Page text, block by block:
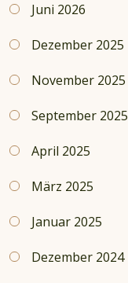
Juni 2026
Dezember 2025
November 2025
September 2025
April 2025
März 2025
Januar 2025
Dezember 2024